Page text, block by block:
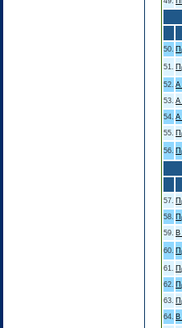
50.
51.
52. Α
53. Α
54. Α
55.
56.
57.
58.
59.
60.
61.
62.
63.
64.